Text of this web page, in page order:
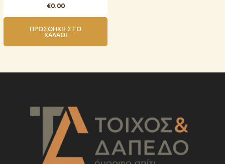
€0.00
ΠΡΟΣΘΉΚΗ ΣΤΟ
ΚΑΛΆΘΙ